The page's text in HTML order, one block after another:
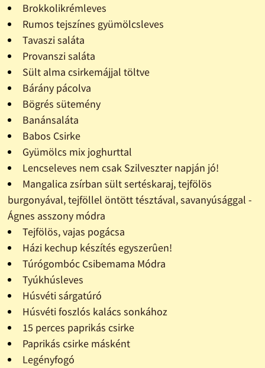
Brokkolikrémleves
Rumos tejszínes gyümölcsleves
Tavaszi saláta
Provanszi saláta
Sült alma csirkemájjal töltve
Bárány pácolva
Bögrés sütemény
Banánsaláta
Babos Csirke
Gyümölcs mix joghurttal
Lencseleves nem csak Szilveszter napján jó!
Mangalica zsírban sült sertéskaraj, tejfölös
burgonyával, tejföllel öntött tésztával, savanyúsággal -
Ágnes asszony módra
Tejfölös, vajas pogácsa
Házi kechup készítés egyszerûen!
Túrógombóc Csibemama Módra
Tyúkhúsleves
Húsvéti sárgatúró
Húsvéti foszlós kalács sonkához
15 perces paprikás csirke
Paprikás csirke másként
Legényfogó